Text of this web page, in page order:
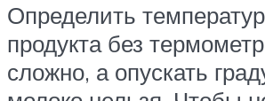
Определить
продукта без
сложно, а опускать